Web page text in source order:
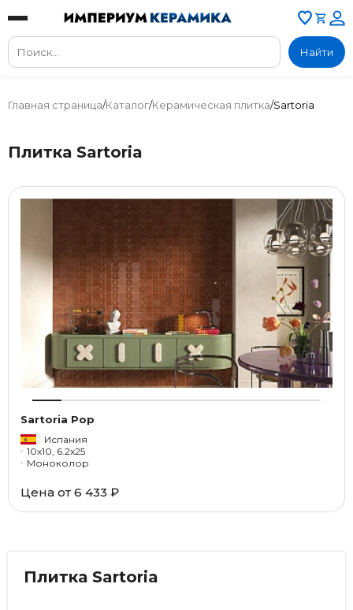
Найти
Главная страница/Каталог/Керамическая плитка/Sartoria
Плитка Sartoria
Sartoria Pop
Испания
10x10, 6.2x25
Моноколор
Цена от 6 433 ₽
Плитка Sartoria